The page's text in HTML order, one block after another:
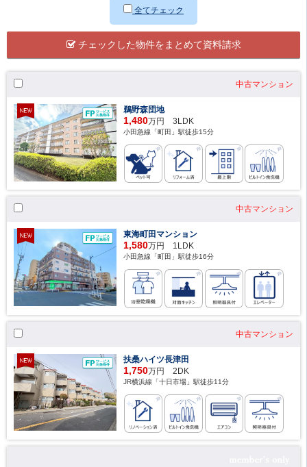
全てチェック
チェックした物件をまとめて資料請求
中古マンション
鵜野森団地
1,480万円 3LDK
小田急線「町田」駅徒歩15分
中古マンション
東海町田マンション
1,580万円 1LDK
小田急線「町田」駅徒歩16分
中古マンション
扶桑ハイツ長津田
1,750万円 2DK
JR横浜線「十日市場」駅徒歩11分